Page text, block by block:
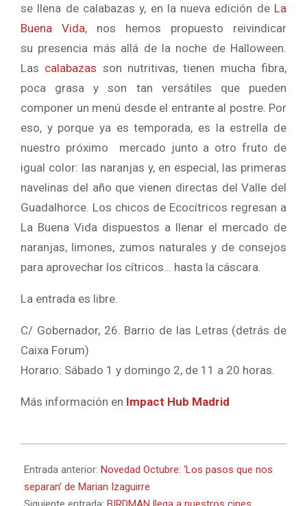
se llena de calabazas y, en la nueva edición de La
Buena Vida, nos hemos propuesto reivindicar
su presencia más allá de la noche de Halloween.
Las calabazas son nutritivas, tienen mucha fibra,
poca grasa y son tan versátiles que pueden
componer un menú desde el entrante al postre. Por
eso, y porque ya es temporada, es la estrella de
nuestro próximo mercado junto a otro fruto de
igual color: las naranjas y, en especial, las primeras
navelinas del año que vienen directas del Valle del
Guadalhorce. Los chicos de Ecocítricos regresan a
La Buena Vida dispuestos a llenar el mercado de
naranjas, limones, zumos naturales y de consejos
para aprovechar los cítricos… hasta la cáscara.
La entrada es libre.
C/ Gobernador, 26. Barrio de las Letras (detrás de
Caixa Forum)
Horario: Sábado 1 y domingo 2, de 11 a 20 horas.
Más información en Impact Hub Madrid
10-
29
Entrada anterior: Novedad Octubre: ‘Los pasos que nos
separan’ de Marian Izaguirre